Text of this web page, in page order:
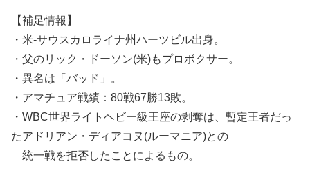
【補足情報】
・米-サウスカロライナ州ハーツビル出身。
・父のリック・ドーソン(米)もプロボクサー。
・異名は「バッド」。
・アマチュア戦績：80戦67勝13敗。
・WBC世界ライトヘビー級王座の剥奪は、暫定王者だっ
たアドリアン・ディアコヌ(ルーマニア)との
統一戦を拒否したことによるもの。